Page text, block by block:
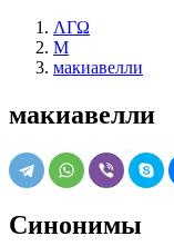
ΛΓΩ
М
макиавелли
макиавелли
Синонимы